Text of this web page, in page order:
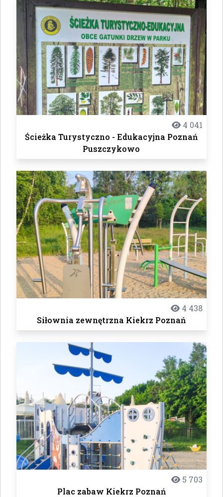
4 041
Ścieżka Turystyczno - Edukacyjna Poznań
Puszczykowo
4 438
Siłownia zewnętrzna Kiekrz Poznań
5 703
Plac zabaw Kiekrz Poznań